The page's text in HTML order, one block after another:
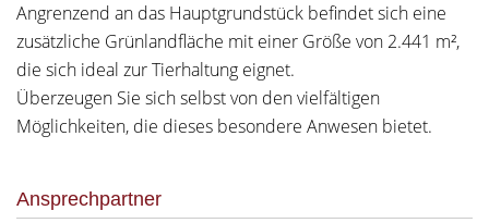
Angrenzend an das Hauptgrundstück befindet sich eine
zusätzliche Grünlandfläche mit einer Größe von 2.441 m²,
die sich ideal zur Tierhaltung eignet.
Überzeugen Sie sich selbst von den vielfältigen
Möglichkeiten, die dieses besondere Anwesen bietet.
Ansprechpartner